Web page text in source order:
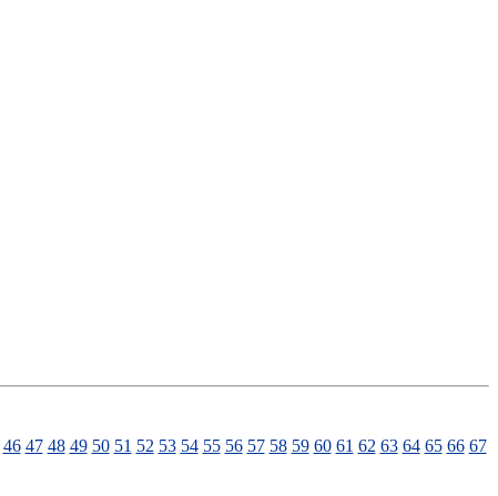
46 47 48 49 50 51 52 53 54 55 56 57 58 59 60 61 62 63 64 65 66 67